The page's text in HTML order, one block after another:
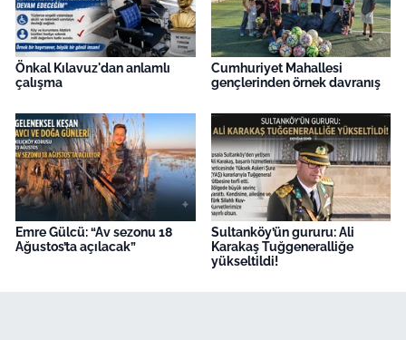
Önkal Kılavuz'dan anlamlı
çalışma
Cumhuriyet Mahallesi
gençlerinden örnek davranış
Emre Gülcü: “Av sezonu 18
Ağustos’ta açılacak”
Sultanköy’ün gururu: Ali
Karakaş Tuğgeneralliğe
yükseltildi!